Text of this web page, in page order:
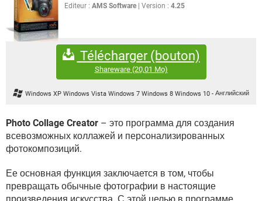
ВКОНТАКТЕ ВИДЕО
GOOGLE
FACEBOOK
WINDOWS 10
GOOGLE
TIKTOK TELEGRAM
WHATSAPP
ИГРЫ
ВКОНТАКТЕ
ФОРУМ
TIKTOK
INSTAGRAM
ИГРЫ
WINDOWS 10 ВКОНТАКТЕ
YANDEX
ЭНЦИКЛОПЕДИЯ
TELEGRAM
WINDOWS 10 ВКОНТАКТЕ
Editeur : AMS Software Version : 4.25
Télécharger (bouton)
Shareware(20,01 Mo)
Windows XP Windows Vista Windows 7 Windows 8 Windows 10 - Английский
Photo Collage Creator – это программа для создания
всевозможных коллажей и персонализированных
фотокомпозиций.
Ее основная функция заключается в том, чтобы
превращать обычные фотографии в настоящие